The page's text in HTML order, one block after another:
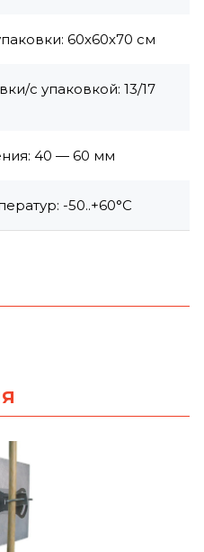
60х60х70 см
с упаковкой: 13/17
40 — 60 мм
-50..+60°С